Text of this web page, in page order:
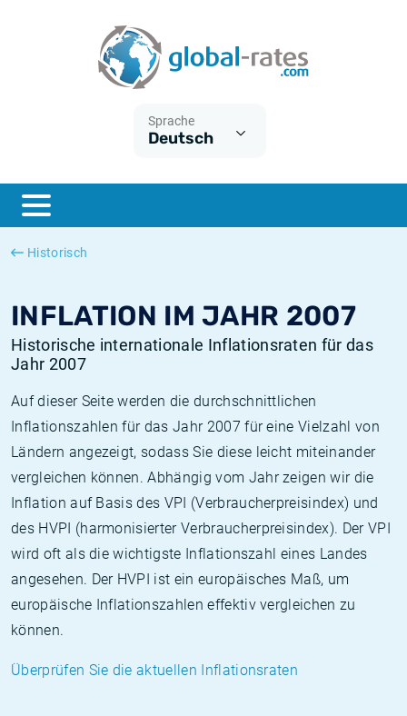
Sprache
Deutsch
Historisch
INFLATION IM JAHR 2007
Historische internationale Inflationsraten für das
Jahr 2007
Auf dieser Seite werden die durchschnittlichen
Inflationszahlen für das Jahr 2007 für eine Vielzahl von
Ländern angezeigt, sodass Sie diese leicht miteinander
vergleichen können. Abhängig vom Jahr zeigen wir die
Inflation auf Basis des VPI (Verbraucherpreisindex) und
des HVPI (harmonisierter Verbraucherpreisindex). Der VPI
wird oft als die wichtigste Inflationszahl eines Landes
angesehen. Der HVPI ist ein europäisches Maß, um
europäische Inflationszahlen effektiv vergleichen zu
können.
Überprüfen Sie die aktuellen Inflationsraten
ESTER
SONIA
Was ist die VPI-Inflation?
Was ist die HVPI-Inflation?
Deutsche inflation
Europäische inflation
Historische Euribor-Sätze
Historische ESTER-Sätze
Historische SOFR-Sätze
Historische SONIA-Sätze
Inflationsrechner